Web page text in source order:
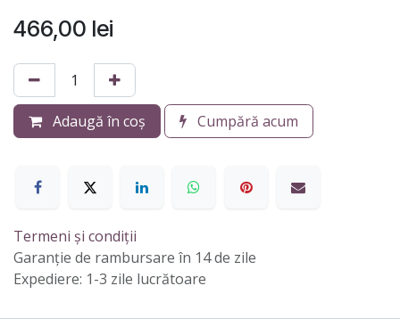
466,00 lei
Adaugă în coș Cumpără acum
Termeni și condiții
Garanție de rambursare în 14 de zile
Expediere: 1-3 zile lucrătoare